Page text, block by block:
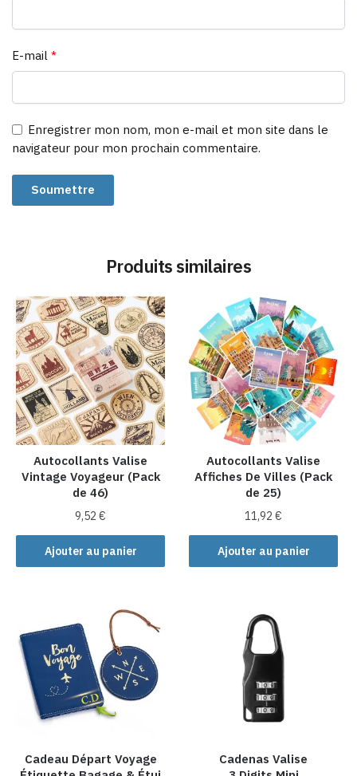
E-mail *
Enregistrer mon nom, mon e-mail et mon site dans le
navigateur pour mon prochain commentaire.
Produits similaires
Autocollants Valise
Vintage Voyageur (Pack
de 46)
9,52€
Ajouter au panier
Autocollants Valise
Affiches De Villes (Pack
de 25)
11,92€
Ajouter au panier
Cadeau Départ Voyage
Cadenas Valise